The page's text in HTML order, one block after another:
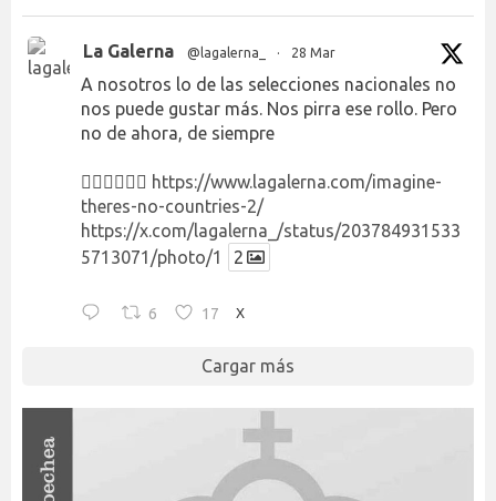
La Galerna @lagalerna_ · 28 Mar
A nosotros lo de las selecciones nacionales no
nos puede gustar más. Nos pirra ese rollo. Pero
no de ahora, de siempre
👉🏻👉🏻👉🏻 https://www.lagalerna.com/imagine-
theres-no-countries-2/
https://x.com/lagalerna_/status/203784931533
5713071/photo/1
2
6 17 X
Cargar más